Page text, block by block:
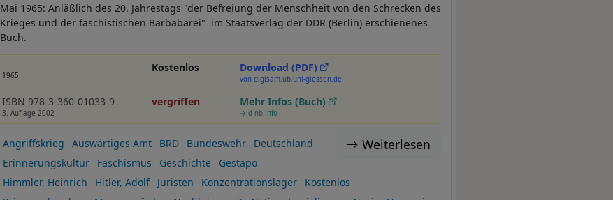
Mai 1965: Anläßlich des 20. Jahrestags "der Befreiung der Menschheit von den Schrecken des
Krieges und der faschistischen Barbabarei" im Staatsverlag der DDR (Berlin) erschienenes
Buch.
1965
Kostenlos Download (PDF)
von digisam.ub.uni-giessen.de
ISBN 978-3-360-01033-9
3. Auflage 2002
vergriffen Mehr Infos (Buch)
→ d-nb.info
Weiterlesen
Angriffskrieg Auswärtiges Amt BRD Bundeswehr
Deutschland
Erinnerungskultur
Faschismus Geschichte
Gestapo
Himmler, Heinrich
Hitler, Adolf Juristen Konzentrationslager
Kostenlos